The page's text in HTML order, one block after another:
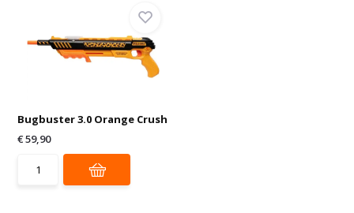
Bugbuster 3.0 Orange Crush
€ 59,90